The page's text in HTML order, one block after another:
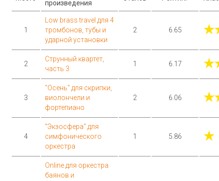
произведения
1
Low brass travel для 4
тромбонов, тубы и
ударной установки
2 6.65
2
Струнный квартет,
часть 3
1 6.17
3
"Осень" для скрипки,
виолончели и
фортепиано
2 6.06
4
"Экзосфера" для
симфонического
оркестра
1 5.86 ★
Online для оркестра
баянов и